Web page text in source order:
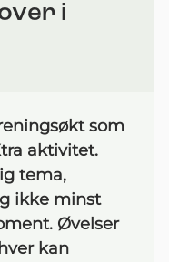
i
som
aktivitet.
tema,
ikke minst
Øvelser
kan